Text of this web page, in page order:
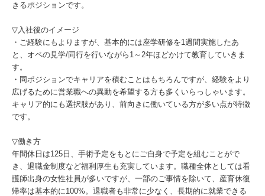
きるポジションです。
▽入社後のイメージ
・ご経験にもよりますが、基本的には座学研修を1週間実施したあ
と、オペの見学/同行を行いながら1～2年ほどかけて教育していきま
す。
・同ポジションでキャリアを積むことはもちろんですが、経験をより
広げるために営業職への異動を希望する方も多くいらっしゃいます。
キャリア的にも選択肢があり、前向きに働いている方が多い点が特徴
です。
▽働き方
年間休日は125日、手術予定をもとにご自身で予定を組むことがで
き、退職金制度など福利厚生も充実しています。職種全体としては看
護師出身の女性社員が多いですが、一部のご事情を除いて、産育休復
帰率は基本的に100%。退職者も非常に少なく、長期的に就業できる